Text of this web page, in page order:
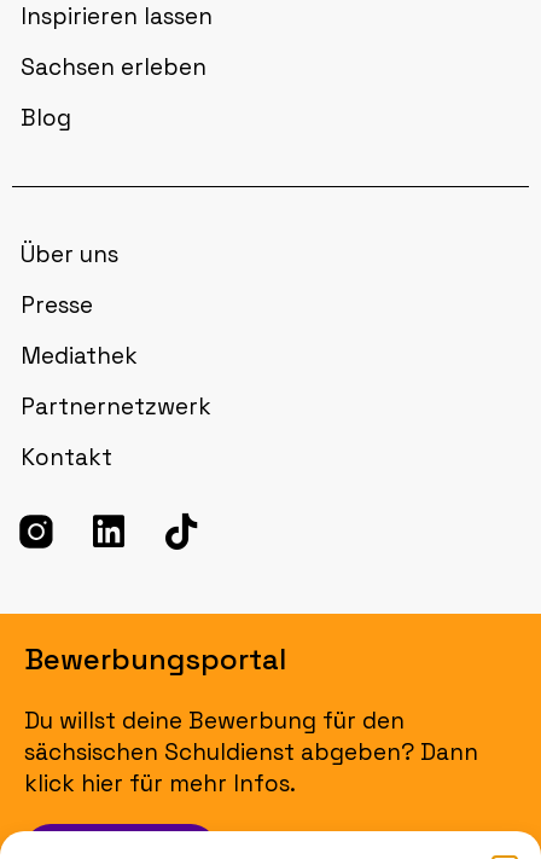
Inspirieren lassen
Sachsen erleben
Blog
Über uns
Presse
Mediathek
Partnernetzwerk
Kontakt
Bewerbungsportal
Du willst deine Bewerbung für den
sächsischen Schuldienst abgeben? Dann
klick hier für mehr Infos.